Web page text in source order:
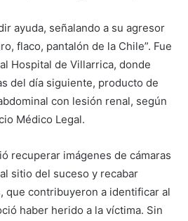
ayuda, señalando a su agresor
flaco, pantalón de la Chile”. Fue
Hospital de Villarrica, donde
del día siguiente, producto de
con lesión renal, según
Médico Legal.
recuperar imágenes de cámaras
sitio del suceso y recabar
que contribuyeron a identificar al
haber herido a la víctima. Sin